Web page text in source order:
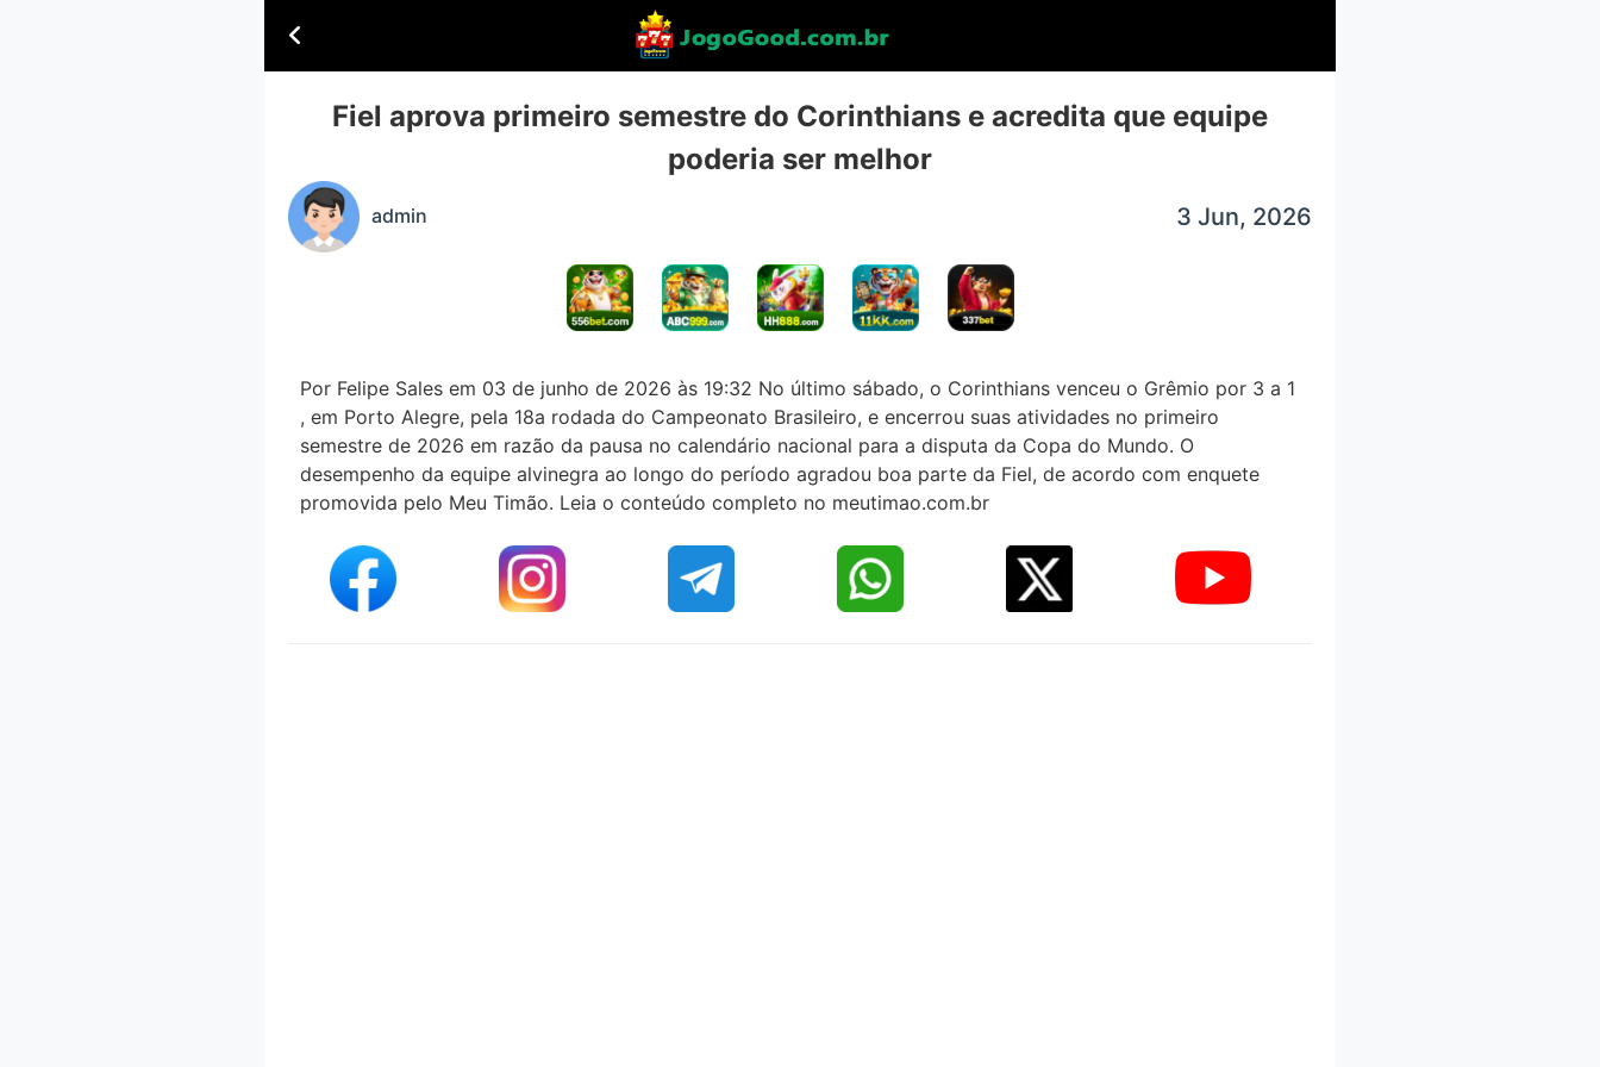
Fiel aprova primeiro semestre do Corinthians e acredita que equipe
poderia ser melhor
admin 3 Jun, 2026
Por Felipe Sales em 03 de junho de 2026 às 19:32 No último sábado, o Corinthians venceu o Grêmio por 3 a 1
, em Porto Alegre, pela 18a rodada do Campeonato Brasileiro, e encerrou suas atividades no primeiro
semestre de 2026 em razão da pausa no calendário nacional para a disputa da Copa do Mundo. O
desempenho da equipe alvinegra ao longo do período agradou boa parte da Fiel, de acordo com enquete
promovida pelo Meu Timão. Leia o conteúdo completo no meutimao.com.br